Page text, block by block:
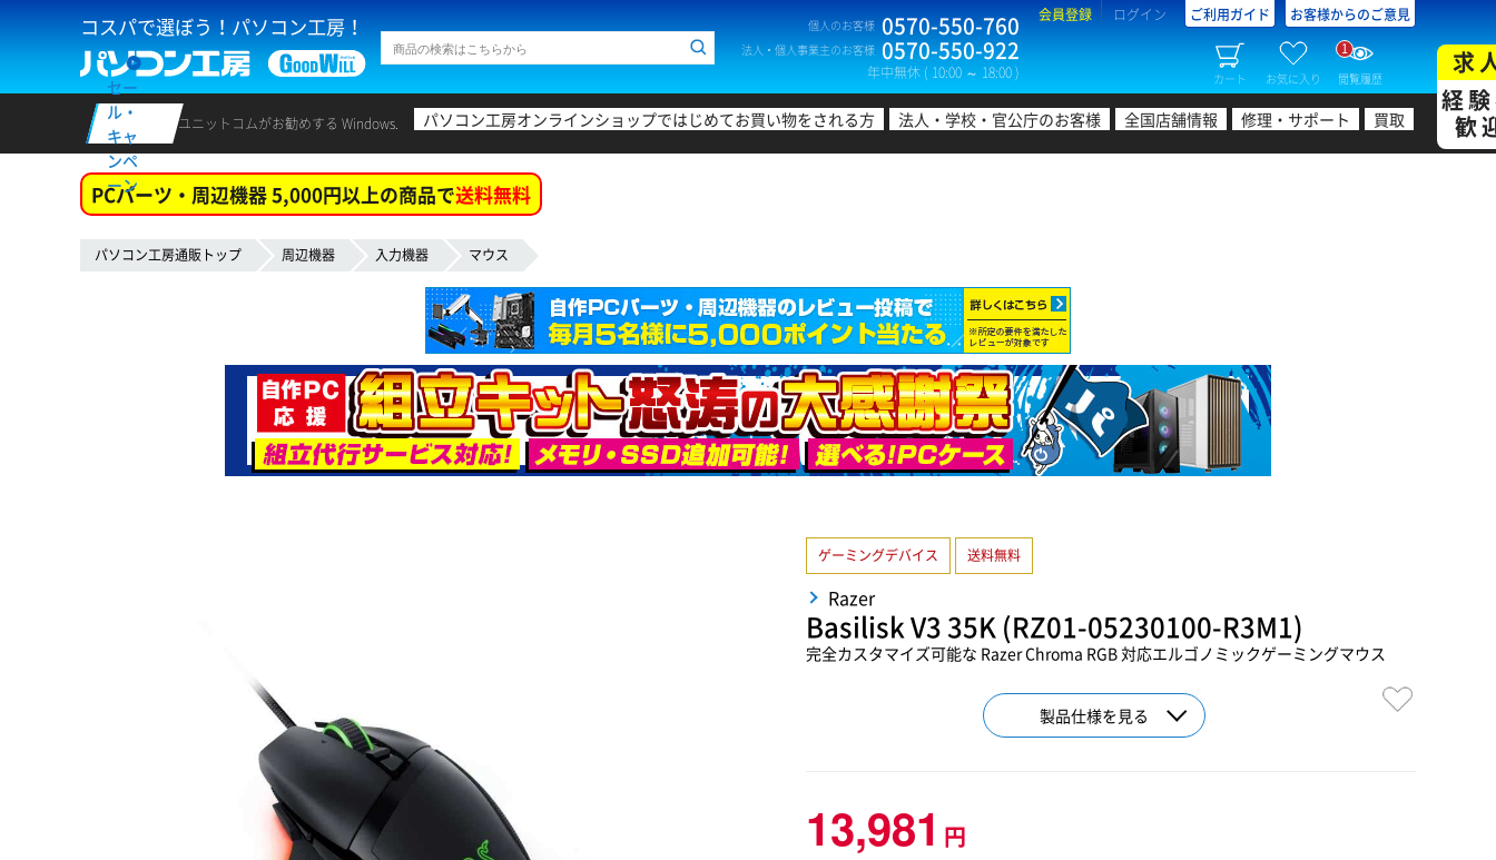
コスパで選ぼう！パソコン工房！ 個人のお客様 0570-550-760
法人・個人事業主のお客様 0570-550-922
年中無休 ( 10:00 ～ 18:00 )
会員登録 ログイン ご利用ガイド お客様からのご意見
カート お気に入り 閲覧履歴
1
セー
ル・
キャ
ンペ
ーン
ユニットコムがお勧めする Windows. パソコン工房オンラインショップではじめてお買い物をされる方 法人・学校・官公庁のお客様 全国店舗情報 修理・サポート 買取
求
経
歓
PCパーツ・周辺機器 5,000円以上の商品で送料無料
パソコン工房通販トップ 周辺機器 入力機器 マウス
ゲーミングデバイス 送料無料
Razer
Basilisk V3 35K (RZ01-05230100-R3M1)
完全カスタマイズ可能な Razer Chroma RGB 対応エルゴノミックゲーミングマウス
製品仕様を見る
13,981 円